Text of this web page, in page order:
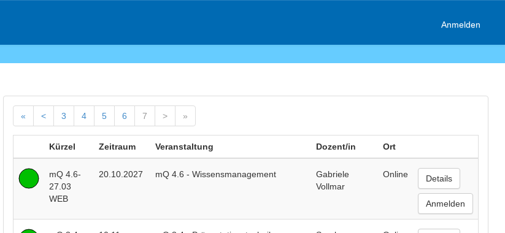
Anmelden
« < 3 4 5 6 7 > »
Kürzel Zeitraum Veranstaltung Dozent/in Ort
mQ 4.6-
27.03
WEB
20.10.2027 mQ 4.6 - Wissensmanagement
Gabriele
Vollmar
Online Details
Anmelden